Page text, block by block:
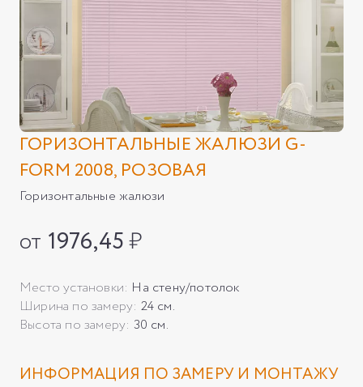
ГОРИЗОНТАЛЬНЫЕ ЖАЛЮЗИ G-
FORM 2008, РОЗОВАЯ
Горизонтальные жалюзи
от 1976,45₽
Место установки: На стену/потолок
Ширина по замеру: 24 см.
Высота по замеру: 30 см.
ИНФОРМАЦИЯ ПО ЗАМЕРУ И МОНТАЖУ